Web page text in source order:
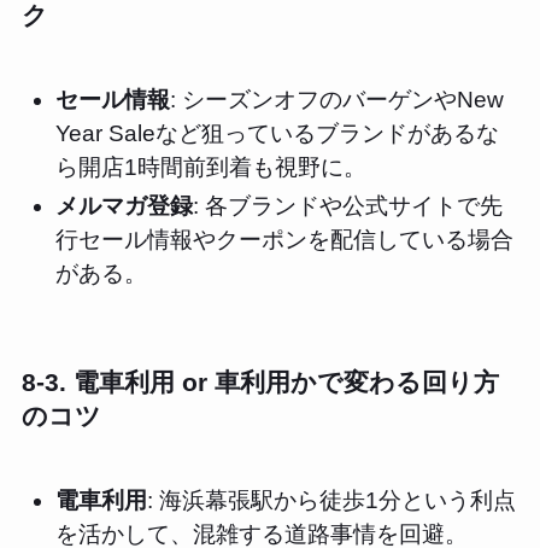
ク
セール情報: シーズンオフのバーゲンやNew
Year Saleなど狙っているブランドがあるな
ら開店1時間前到着も視野に。
メルマガ登録: 各ブランドや公式サイトで先
行セール情報やクーポンを配信している場合
がある。
8-3. 電車利用 or 車利用かで変わる回り方
のコツ
電車利用: 海浜幕張駅から徒歩1分という利点
を活かして、混雑する道路事情を回避。